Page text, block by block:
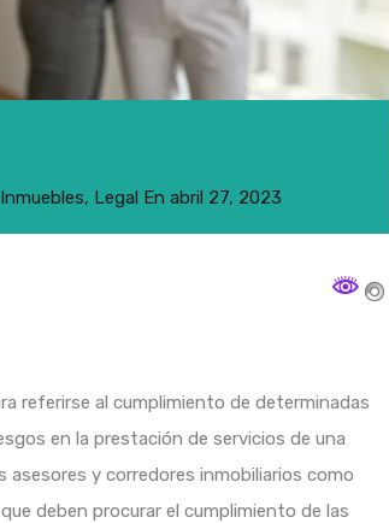
Inmuebles, Legal En abril 27, 2023
referirse al cumplimiento de determinadas
en la prestación de servicios de una
asesores y corredores inmobiliarios como
deben procurar el cumplimiento de las